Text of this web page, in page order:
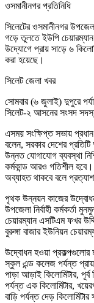
ওসমানীনগর প্রতিনিধি
সিলেটের ওসমানীনগর
গড়ে তুলতে ইউপি
উদ্যোগে প্রায় সাড়ে ৬
করা হয়েছে।
সিলেট জেলা খবর
সোমবার (৬ জুলাই) দুপুরে
সিলেট-২ আসনের সংসদ
এসময় সংক্ষিপ্ত সভায়
বলেন, সরকার দেশের
উন্নত যোগাযোগ ব্যবস্থা
কর্মকান্ড আরও গতিশীল
অব্যাহত থাকবে বলে
পৃথক উন্নয়ন কাজের
উপজেলা নির্বাহী কর্মকর্তা
চেয়ারম্যান এসটিএম ফখর
বুরুঙ্গা বাজার ইউনিয়ন
উদ্বোধন হওয়া প্রকল্পগুলোর
স্কুল এন্ড কলেজ পর্যন্ত প্রায়
পাড়া আড়াই কিলোমিটার, পূর্ব
পর্যন্ত এক কিলোমিটার,
বাড়ি পর্যন্ত দেড়